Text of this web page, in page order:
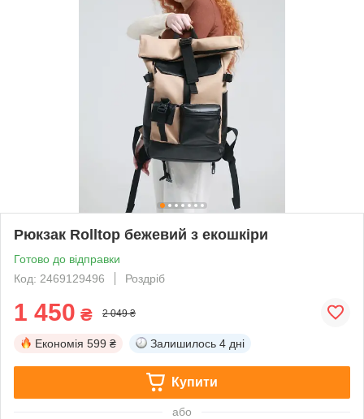
Рюкзак Rolltop бежевий з екошкіри
Готово до відправки
Код: 2469129496
Роздріб
1 450 ₴ 2 049 ₴
Економія 599 ₴ Залишилось 4 дні
Купити
або